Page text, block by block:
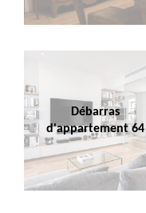
Débarras
d'appartement 64